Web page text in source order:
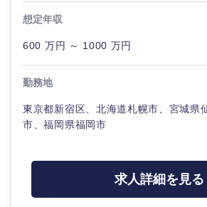
選択する
選択する
選択する
選択する
想定年収
600 万円 ～ 1000 万円
勤務地
東京都新宿区、北海道札幌市、宮城県
市、福岡県福岡市
求人詳細を見る